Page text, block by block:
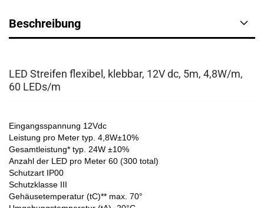
Beschreibung
LED Streifen flexibel, klebbar, 12V dc, 5m, 4,8W/m,
60 LEDs/m
Eingangsspannung 12Vdc
Leistung pro Meter typ. 4,8W±10%
Gesamtleistung* typ. 24W ±10%
Anzahl der LED pro Meter 60 (300 total)
Schutzart IP00
Schutzklasse III
Gehäusetemperatur (tC)** max. 70°